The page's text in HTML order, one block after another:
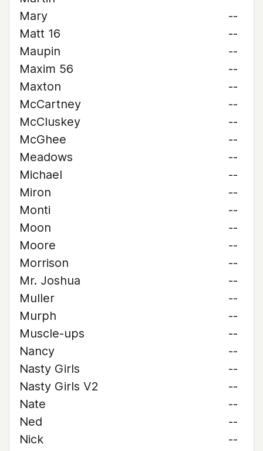
Mary
--
Matt 16
--
Maupin
--
Maxim 56
--
Maxton
--
McCartney
--
McCluskey
--
McGhee
--
Meadows
--
Michael
--
Miron
--
Monti
--
Moon
--
Moore
--
Morrison
--
Mr. Joshua
--
Muller
--
Murph
--
Muscle-ups
--
Nancy
--
Nasty Girls
--
Nasty Girls V2
--
Nate
--
Ned
--
Nick
--